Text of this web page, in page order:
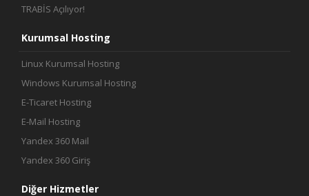
TRABİS Açılıyor!
Kurumsal Hosting
Linux Kurumsal Hosting
Windows Kurumsal Hosting
E-Ticaret Hosting
E-Mail Hosting
Yandex 360 Mail
Yandex 360 Giriş
Diğer Hizmetler